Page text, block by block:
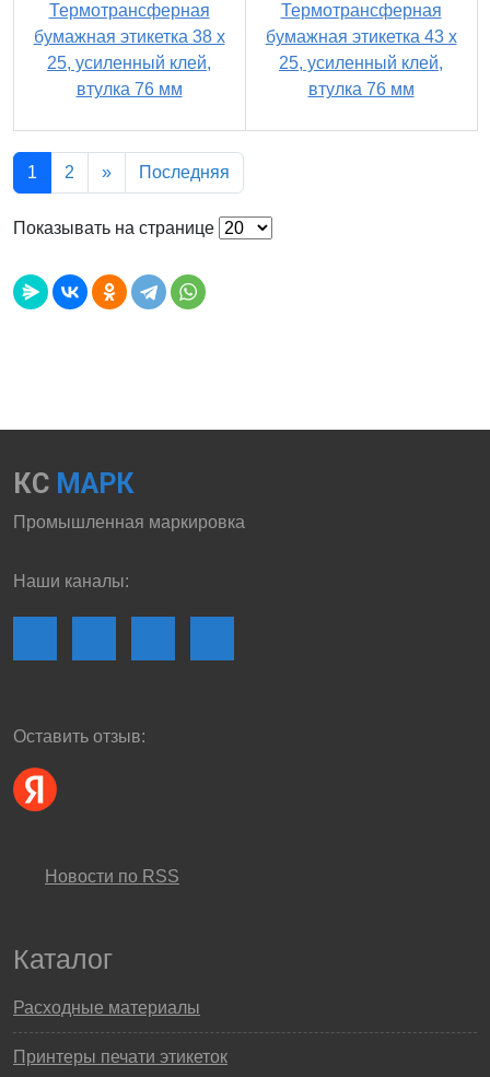
Термотрансферная
бумажная этикетка 38 х
25, усиленный клей,
втулка 76 мм
Термотрансферная
бумажная этикетка 43 х
25, усиленный клей,
втулка 76 мм
1 2 » Последняя
Показывать на странице
КС МАРК
Промышленная маркировка
Наши каналы:
Оставить отзыв:
Новости по RSS
Каталог
Расходные материалы
Принтеры печати этикеток